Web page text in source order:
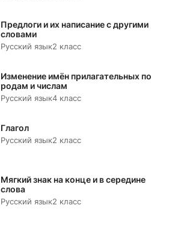
Предлоги и их написание с другими
словами
Русский язык2 класс
Изменение имён прилагательных по
родам и числам
Русский язык4 класс
Глагол
Русский язык2 класс
Мягкий знак на конце и в середине
слова
Русский язык2 класс